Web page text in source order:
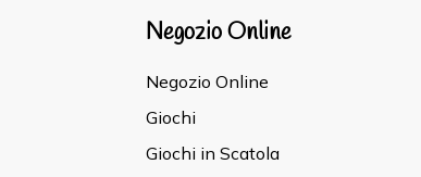
Negozio Online
Negozio Online
Giochi
Giochi in Scatola